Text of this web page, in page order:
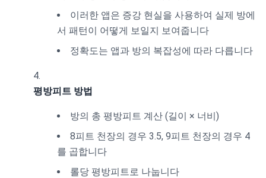
이러한 앱은 증강 현실을 사용하여 실제 방에
서 패턴이 어떻게 보일지 보여줍니다
정확도는 앱과 방의 복잡성에 따라 다릅니다
평방피트 방법
방의 총 평방피트 계산 (길이 × 너비)
8피트 천장의 경우 3.5, 9피트 천장의 경우 4
를 곱합니다
롤당 평방피트로 나눕니다